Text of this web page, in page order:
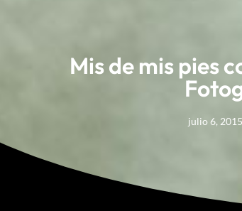
Mis de mis pies
julio 6, 2015